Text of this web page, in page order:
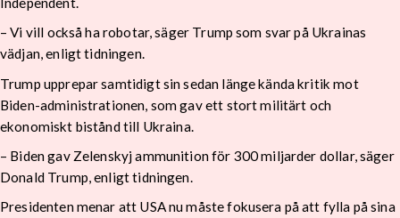
– Vi vill också ha robotar, säger Trump som svar på Ukrainas
vädjan, enligt tidningen.
Trump upprepar samtidigt sin sedan länge kända kritik mot
Biden-administrationen, som gav ett stort militärt och
ekonomiskt bistånd till Ukraina.
– Biden gav Zelenskyj ammunition för 300 miljarder dollar, säger
Donald Trump, enligt tidningen.
Presidenten menar att USA nu måste fokusera på att fylla på sina